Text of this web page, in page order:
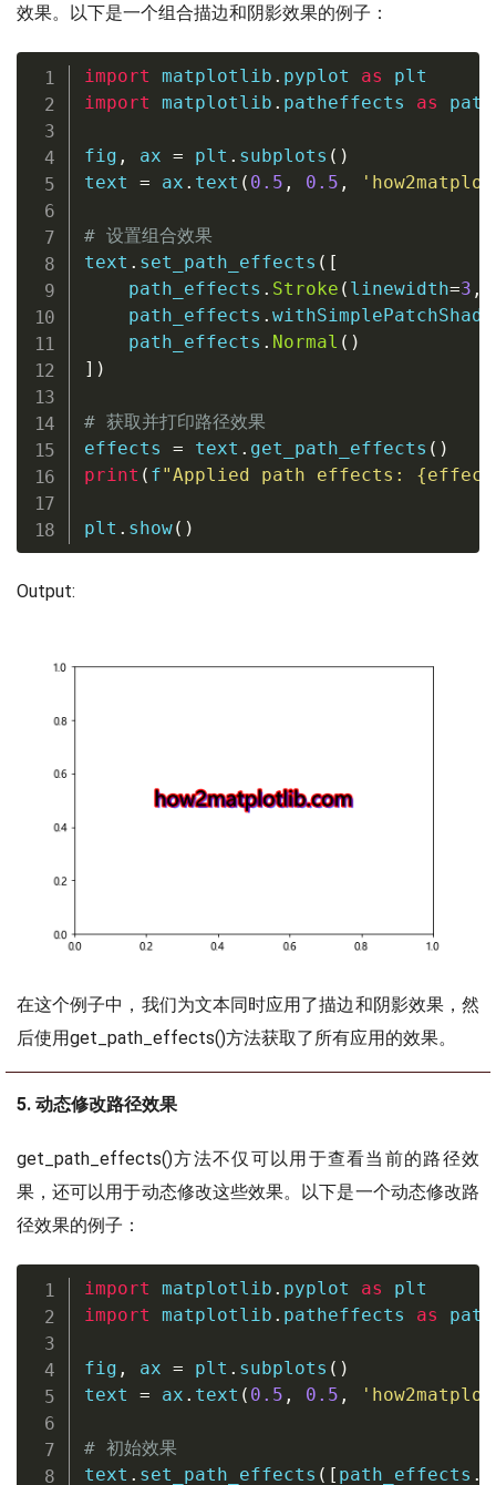
效果。以下是一个组合描边和阴影效果的例子：
import matplotlib . pyplot as
import matplotlib . patheffects as
fig , ax = plt . subplots ( )
text = ax . text ( 0.5 , 0.5 ,
# 设置组合效果
text . set_path_effects ( [
    path_effects
. Stroke ( linewidth=3 ,
    path_effects
.
    path_effects
. Normal ( )
] )
# 获取并打印路径效果
effects = text . get_path_effects ( )
print ( f"Applied path effects: {
plt . show( )
Output:
在这个例子中，我们为文本同时应用了描边和阴影效果，然
后使用get_path_effects()方法获取了所有应用的效果。
5. 动态修改路径效果
get_path_effects()方法不仅可以用于查看当前的路径效
果，还可以用于动态修改这些效果。以下是一个动态修改路
径效果的例子：
import matplotlib . pyplot as
import matplotlib . patheffects as
fig , ax = plt . subplots ( )
text = ax . text ( 0.5 , 0.5 ,
# 初始效果
text . set_path_effects ( [ path_effects .